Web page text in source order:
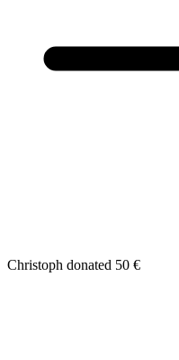
Christoph donated 50 €